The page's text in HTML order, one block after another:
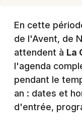
En cette
de l'Avent, de
attendent à La
l'agenda
pendant le
an : dates et
d'entrée,